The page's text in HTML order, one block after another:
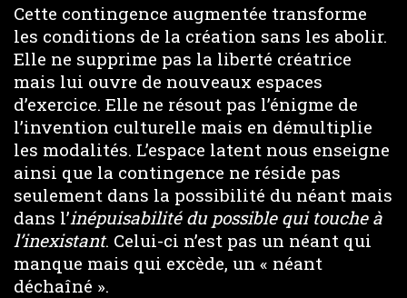
Cette contingence augmentée transforme
les conditions de la création sans les abolir.
Elle ne supprime pas la liberté créatrice
mais lui ouvre de nouveaux espaces
d’exercice. Elle ne résout pas l’énigme de
l’invention culturelle mais en démultiplie
les modalités. L’espace latent nous enseigne
ainsi que la contingence ne réside pas
seulement dans la possibilité du néant mais
dans l’inépuisabilité du possible qui touche à
l’inexistant. Celui-ci n’est pas un néant qui
manque mais qui excède, un « néant
déchaîné ».